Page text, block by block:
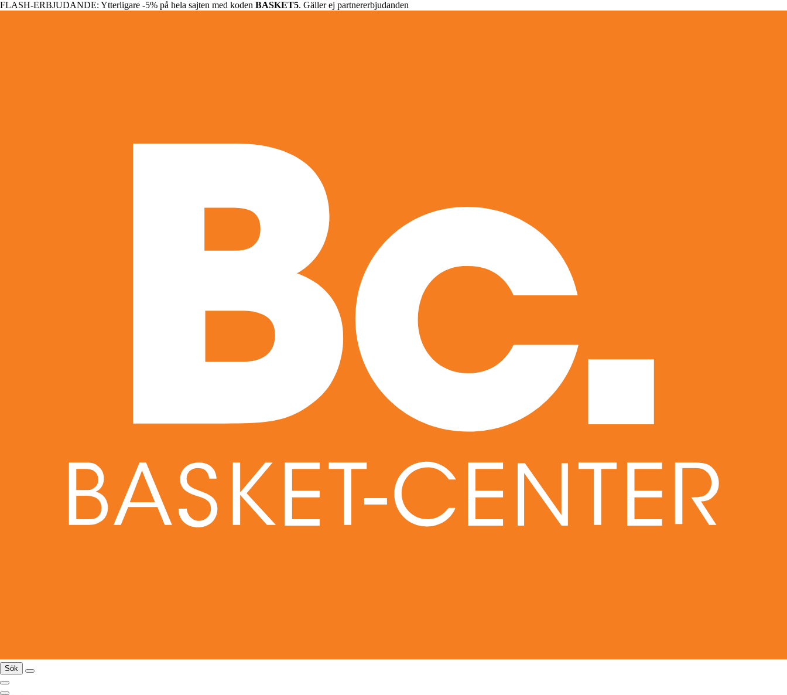
FLASH-ERBJUDANDE: Ytterligare -5% på hela sajten med koden BASKET5. Gäller ej partnererbjudanden
Sök